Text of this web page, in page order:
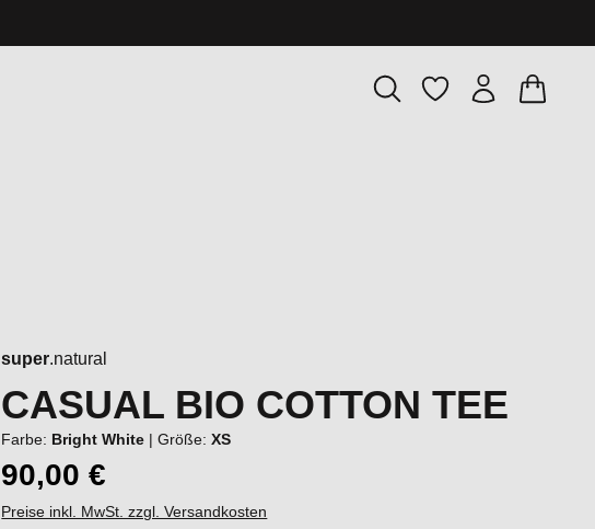
Du hast 0
super.natural
CASUAL BIO COTTON TEE
Farbe: Bright White | Größe:XS
90,00 €
Preise inkl. MwSt. zzgl. Versandkosten